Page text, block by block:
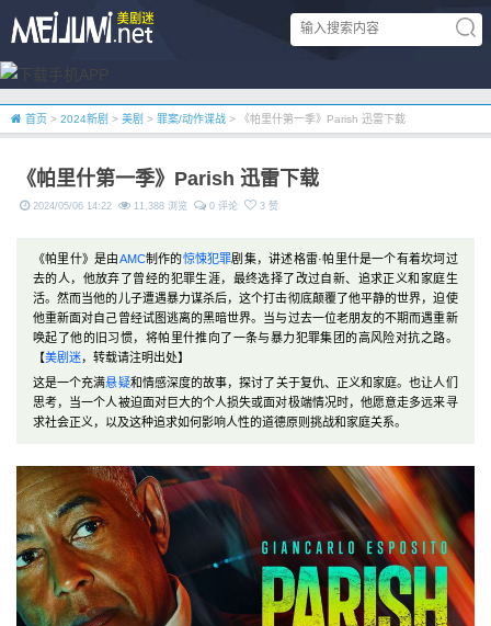
首页 > 2024新剧 > 美剧 > 罪案/动作谍战 > 《帕里什第一季》Parish 迅雷下载
《帕里什第一季》Parish 迅雷下载
2024/05/06 14:22 11,388 浏览 0 评论 3 赞
《帕里什》是由AMC制作的惊悚犯罪剧集，讲述格雷·帕里什是一个有着坎坷过
去的人，他放弃了曾经的犯罪生涯，最终选择了改过自新、追求正义和家庭生
活。然而当他的儿子遭遇暴力谋杀后，这个打击彻底颠覆了他平静的世界，迫使
他重新面对自己曾经试图逃离的黑暗世界。当与过去一位老朋友的不期而遇重新
唤起了他的旧习惯，将帕里什推向了一条与暴力犯罪集团的高风险对抗之路。
【美剧迷，转载请注明出处】
这是一个充满悬疑和情感深度的故事，探讨了关于复仇、正义和家庭。也让人们
思考，当一个人被迫面对巨大的个人损失或面对极端情况时，他愿意走多远来寻
求社会正义，以及这种追求如何影响人性的道德原则挑战和家庭关系。